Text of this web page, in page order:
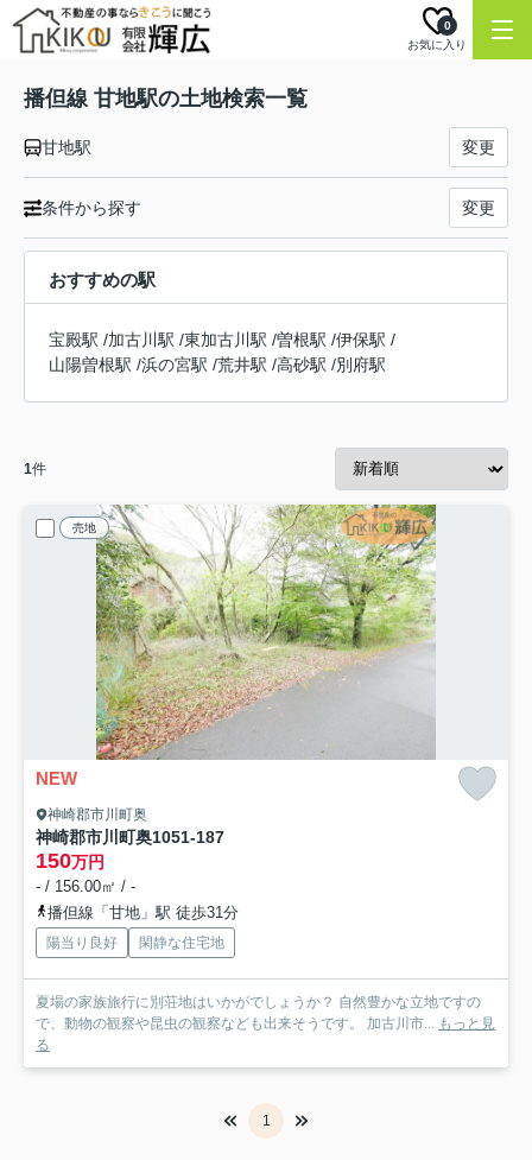
お気に入り
0
播但線 甘地駅の土地検索一覧
甘地駅 変更
条件から探す 変更
おすすめの駅
宝殿駅 /加古川駅 /東加古川駅 /曽根駅 /伊保駅 /
山陽曽根駅 /浜の宮駅 /荒井駅 /高砂駅 /別府駅
1件
売地
NEW
神崎郡市川町奥
神崎郡市川町奥1051-187
150万円
- / 156.00㎡ / -
播但線「甘地」駅 徒歩31分
陽当り良好 閑静な住宅地
夏場の家族旅行に別荘地はいかがでしょうか？ 自然豊かな立地ですの
で、動物の観察や昆虫の観察なども出来そうです。 加古川市... もっと見
る
1